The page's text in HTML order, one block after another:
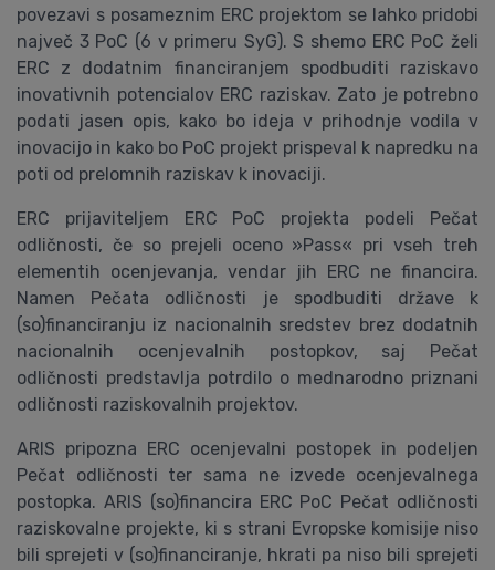
povezavi s posameznim ERC projektom se lahko pridobi
največ 3 PoC (6 v primeru SyG). S shemo ERC PoC želi
ERC z dodatnim financiranjem spodbuditi raziskavo
inovativnih potencialov ERC raziskav. Zato je potrebno
podati jasen opis, kako bo ideja v prihodnje vodila v
inovacijo in kako bo PoC projekt prispeval k napredku na
poti od prelomnih raziskav k inovaciji.
ERC prijaviteljem ERC PoC projekta podeli Pečat
odličnosti, če so prejeli oceno »Pass« pri vseh treh
elementih ocenjevanja, vendar jih ERC ne financira.
Namen Pečata odličnosti je spodbuditi države k
(so)financiranju iz nacionalnih sredstev brez dodatnih
nacionalnih ocenjevalnih postopkov, saj Pečat
odličnosti predstavlja potrdilo o mednarodno priznani
odličnosti raziskovalnih projektov.
ARIS pripozna ERC ocenjevalni postopek in podeljen
Pečat odličnosti ter sama ne izvede ocenjevalnega
postopka. ARIS (so)financira ERC PoC Pečat odličnosti
raziskovalne projekte, ki s strani Evropske komisije niso
bili sprejeti v (so)financiranje, hkrati pa niso bili sprejeti